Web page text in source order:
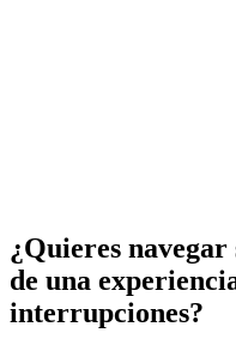
¿Quieres
de una
interrupciones?